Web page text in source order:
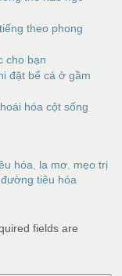
theo phong
cho bạn
đặt bể cá ở gầm
hóa cột sống
hóa la mơ mẹo trị
tiêu hóa
fields are